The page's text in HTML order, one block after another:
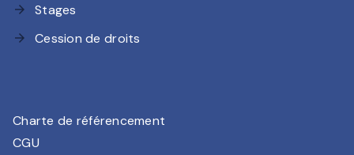
arrow_forward Stages
arrow_forward Cession de droits
Charte de référencement
CGU